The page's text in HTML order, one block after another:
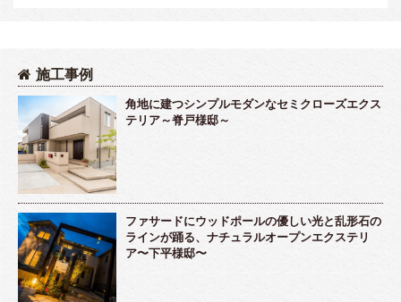
施工事例
角地に建つシンプルモダンなセミクローズエクス
テリア～脊戸様邸～
ファサードにウッドポールの優しい光と乱形石の
ラインが踊る、ナチュラルオープンエクステリ
ア〜下平様邸〜